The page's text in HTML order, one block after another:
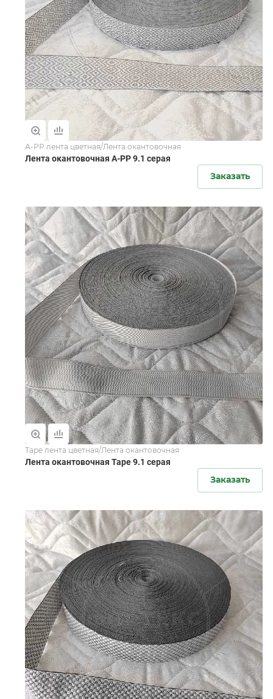
А-РР лента цветная/Лента окантовочная
Лента окантовочная А-PР 9.1 серая
Заказать
Tape лента цветная/Лента окантовочная
Лента окантовочная Tape 9.1 серая
Заказать